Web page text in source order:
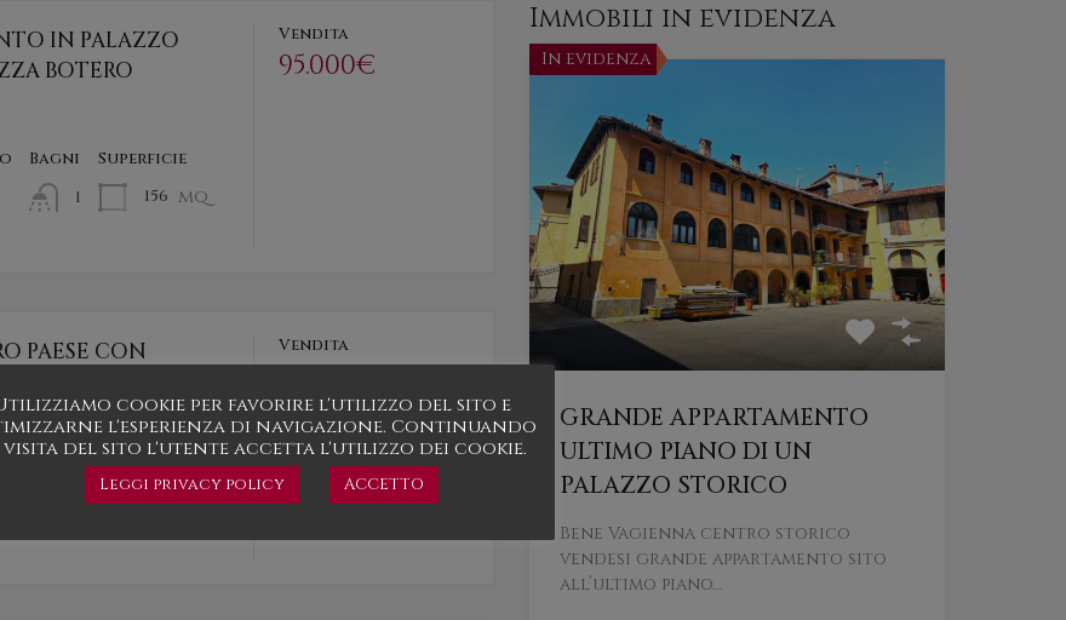
IN PALAZZO
BOTERO
Bagni
1
Superficie
156 mq
Vendita
95.000€
PAESE CON
VyvVBPM5nKo…
Superficie
167 mq
Vendita
Immobili in evidenza
In evidenza
GRANDE APPARTAMENTO
ULTIMO PIANO DI UN
PALAZZO STORICO
Bene Vagienna centro storico
vendesi grande appartamento sito
all’ultimo piano…
cookie per favorire l'utilizzo del sito e
l'esperienza di navigazione. Continuando
del sito l'utente accetta l'utilizzo dei cookie.
Leggi privacy policy ACCETTO